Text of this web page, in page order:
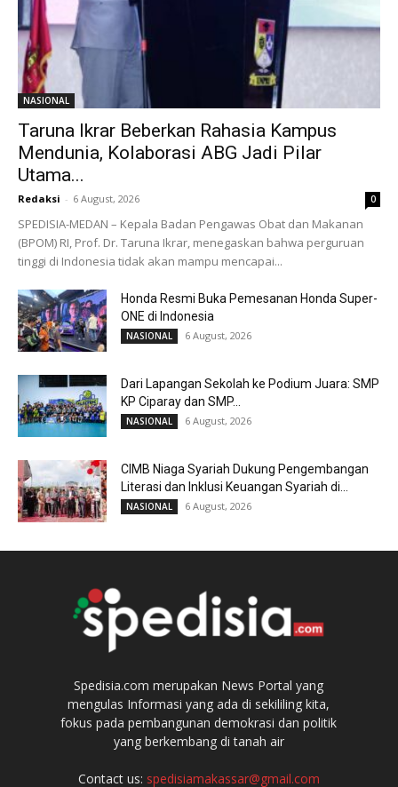
NASIONAL
Taruna Ikrar Beberkan Rahasia Kampus
Mendunia, Kolaborasi ABG Jadi Pilar
Utama...
Redaksi - 6 August, 2026 0
SPEDISIA-MEDAN – Kepala Badan Pengawas Obat dan Makanan
(BPOM) RI, Prof. Dr. Taruna Ikrar, menegaskan bahwa perguruan
tinggi di Indonesia tidak akan mampu mencapai...
Honda Resmi Buka Pemesanan Honda Super-
ONE di Indonesia
NASIONAL 6 August, 2026
Dari Lapangan Sekolah ke Podium Juara: SMP
KP Ciparay dan SMP...
NASIONAL 6 August, 2026
CIMB Niaga Syariah Dukung Pengembangan
Literasi dan Inklusi Keuangan Syariah di...
NASIONAL 6 August, 2026
Spedisia.com merupakan News Portal yang
mengulas Informasi yang ada di sekililing kita,
fokus pada pembangunan demokrasi dan politik
yang berkembang di tanah air
Contact us: spedisiamakassar@gmail.com